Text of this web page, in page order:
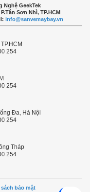
Nghệ GeekTek
Sơn Nhì, TP.HCM
info@sanvemaybay.vn
254
254
Đa, Hà Nội
254
Tháp
254
bảo mật